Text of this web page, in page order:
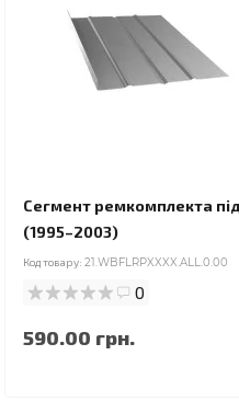
Сегмент ремкомплекта
(1995–2003)
Код товару: 21.WBFLRPXXXX.ALL.0.00
0
590.00 грн.